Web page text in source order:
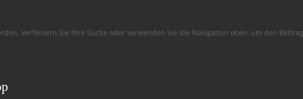
Verfeinern Sie Ihre Suche oder verwenden Sie die Navigation oben, um den